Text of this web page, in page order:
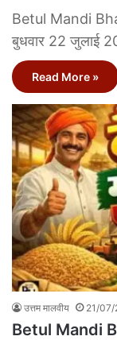
Betul Mandi
बुधवार 22 जुलाई
Read More »
उत्तम मालवीय 21/
Betul Mandi